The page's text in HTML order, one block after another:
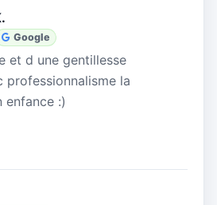
Google
et d une gentillesse
professionnalisme la
enfance :)